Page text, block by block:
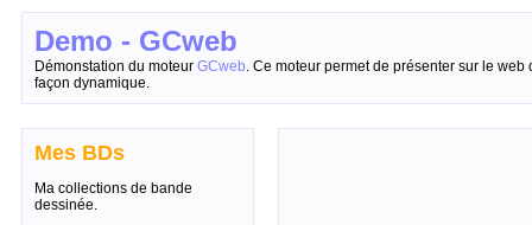
Demo - GCweb
Démonstation du moteur GCweb. Ce moteur permet de présenter sur le
façon dynamique.
Mes BDs
Ma collections de bande
dessinée.